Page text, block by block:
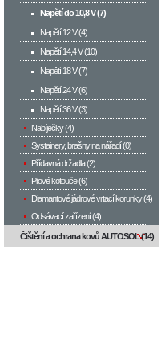
Napětí do 10,8 V (7)
Napětí 12 V (4)
Napětí 14,4 V (10)
Napětí 18 V (7)
Napětí 24 V (6)
Napětí 36 V (3)
Nabíječky (4)
Systainery, brašny na nářadí (0)
Přídavná držadla (2)
Pilové kotouče (6)
Diamantové jádrové vrtací korunky (4)
Odsávací zařízení (4)
Čištění a ochrana kovů AUTOSOL (14)